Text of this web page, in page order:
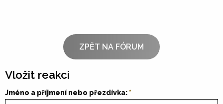
ZPĚT NA FÓRUM
Vložit reakci
Jméno a příjmení nebo přezdívka: